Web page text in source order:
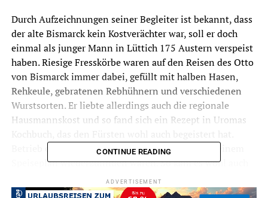
Durch Aufzeichnungen seiner Begleiter ist bekannt, dass
der alte Bismarck kein Kostverächter war, soll er doch
einmal als junger Mann in Lüttich 175 Austern verspeist
haben. Riesige Fresskörbe waren auf den Reisen des Otto
von Bismarck immer dabei, gefüllt mit halben Hasen,
Rehkeule, gebratenen Rebhühnern und verschiedenen
Wurstsorten. Er liebte allerdings auch die regionale
Hausmannskost und so fand sich ein Rezept in Uromas
Betrieb er doch viele Güter, deren Produkte auf seinem
Speiseplan wiederzufinden waren. So kam es wohl auch
zu dem leckeren Selleriesüppchen, das man am Stand der
Schule am See verkosten kann. Schmalzbrote wird
CONTINUE READING
ADVERTISEMENT